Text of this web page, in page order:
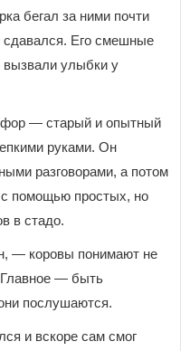
бегал за ними почти
сдавался. Его смешные
вызвали улыбки у
— старый и опытный
руками. Он
разговорами, а потом
с помощью простых, но
в стадо.
— коровы понимают не
Главное — быть
послушаются.
и вскоре сам смог